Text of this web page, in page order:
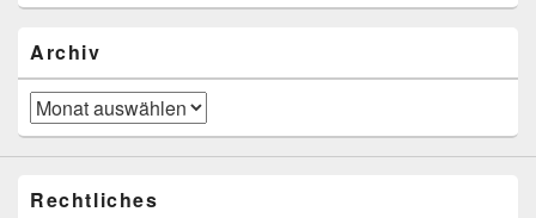
Archiv
Archiv
Rechtliches